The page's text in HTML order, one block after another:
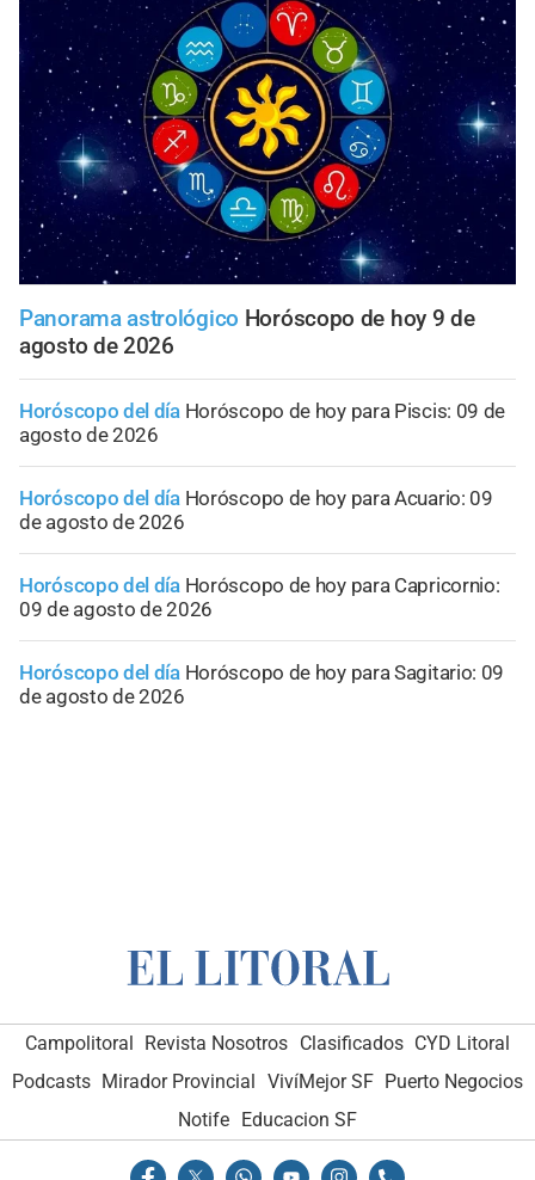
Panorama astrológico Horóscopo de hoy 9 de
agosto de 2026
Horóscopo del día Horóscopo de hoy para Piscis: 09 de
agosto de 2026
Horóscopo del día Horóscopo de hoy para Acuario: 09
de agosto de 2026
Horóscopo del día Horóscopo de hoy para Capricornio:
09 de agosto de 2026
Horóscopo del día Horóscopo de hoy para Sagitario: 09
de agosto de 2026
Campolitoral Revista Nosotros Clasificados CYD Litoral
Podcasts Mirador Provincial VivíMejor SF Puerto Negocios
Notife Educacion SF